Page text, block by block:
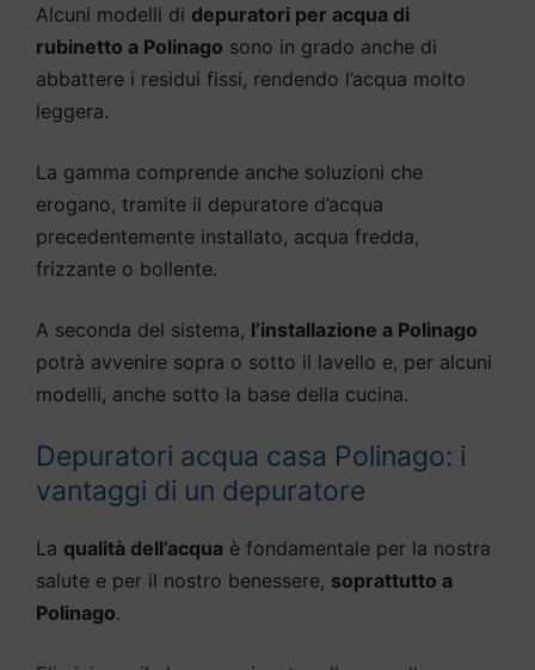
Alcuni modelli di depuratori per acqua di
rubinetto a Polinago sono in grado anche di
abbattere i residui fissi, rendendo l’acqua molto
leggera.
La gamma comprende anche soluzioni che
erogano, tramite il depuratore d’acqua
precedentemente installato, acqua fredda,
frizzante o bollente.
A seconda del sistema, l’installazione a Polinago
potrà avvenire sopra o sotto il lavello e, per alcuni
modelli, anche sotto la base della cucina.
Depuratori acqua casa Polinago: i
vantaggi di un depuratore
La qualità dell’acqua è fondamentale per la nostra
salute e per il nostro benessere, soprattutto a
Polinago.